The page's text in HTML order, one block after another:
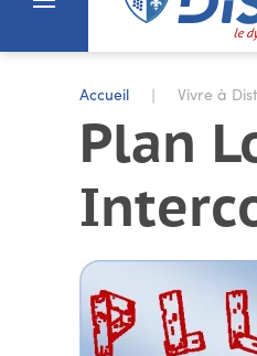
Accueil Vivre à
Plan